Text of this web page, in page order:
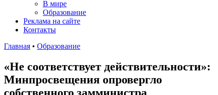
В мире
Образование
Реклама на сайте
Контакты
Главная • Образование
«Не соответствует действительности»:
Минпросвещения опровергло